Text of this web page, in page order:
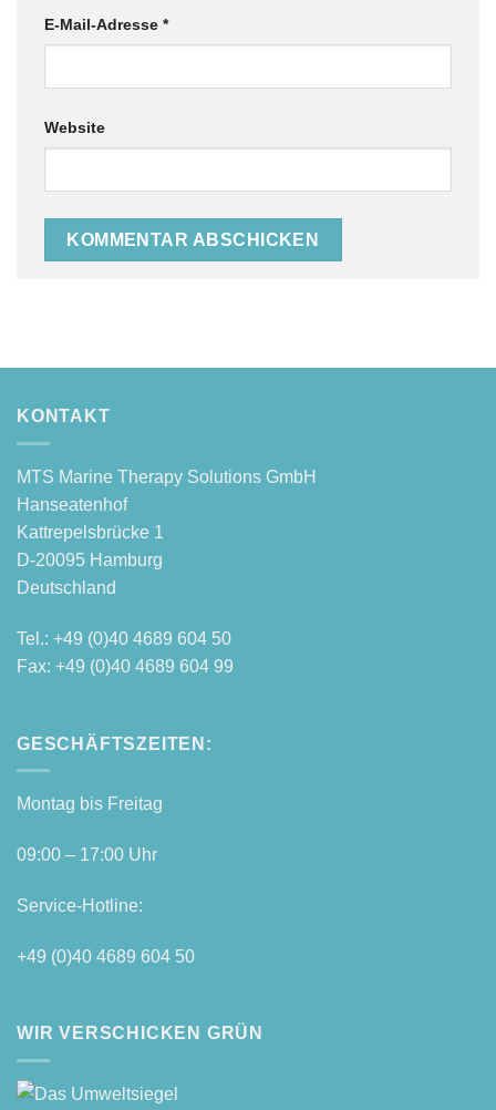
E-Mail-Adresse *
Website
KONTAKT
MTS Mari­ne The­ra­py Solu­ti­ons GmbH
Hanseatenhof
Kattre­pels­brü­cke 1
D‑20095 Hamburg
Deutschland
Tel.: +49 (0)40 4689 604 50
Fax: +49 (0)40 4689 604 99
GESCHÄFTSZEITEN:
Mon­tag bis Freitag
09:00 – 17:00 Uhr
Ser­vice-Hot­line:
+49 (0)40 4689 604 50
WIR VERSCHICKEN GRÜN